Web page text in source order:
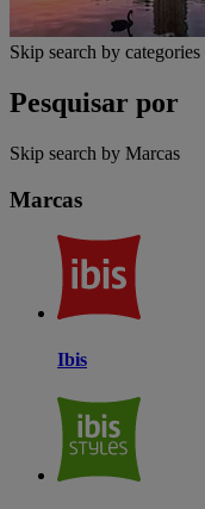
Skip search by categories
Pesquisar por
Skip search by Marcas
Marcas
Ibis